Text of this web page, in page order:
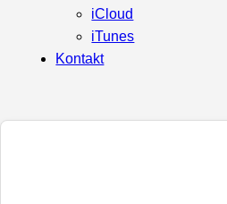
iCloud
iTunes
Kontakt